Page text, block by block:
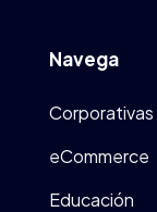
Navega
Corporativas
eCommerce
Educación